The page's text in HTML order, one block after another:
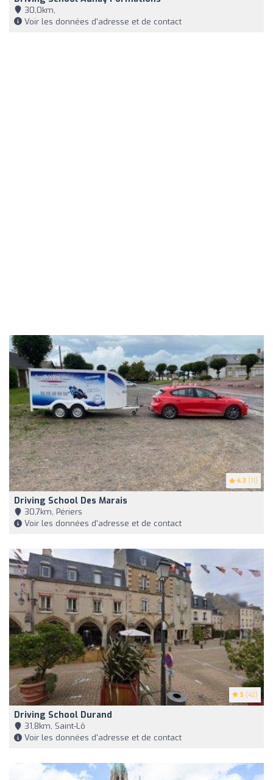
30,0km,
Voir les données d'adresse et de contact
4.3 (11)
Driving School Des Marais
30,7km, Périers
Voir les données d'adresse et de contact
5 (42)
Driving School Durand
31,8km, Saint-Lô
Voir les données d'adresse et de contact